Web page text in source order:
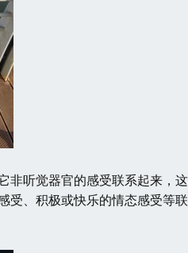
听觉器官的感受联系起来，
、积极或快乐的情态感受等